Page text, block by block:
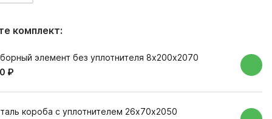
комплект:
элемент без уплотнителя 8х200х2070
₽
короба с уплотнителем 26х70х2050